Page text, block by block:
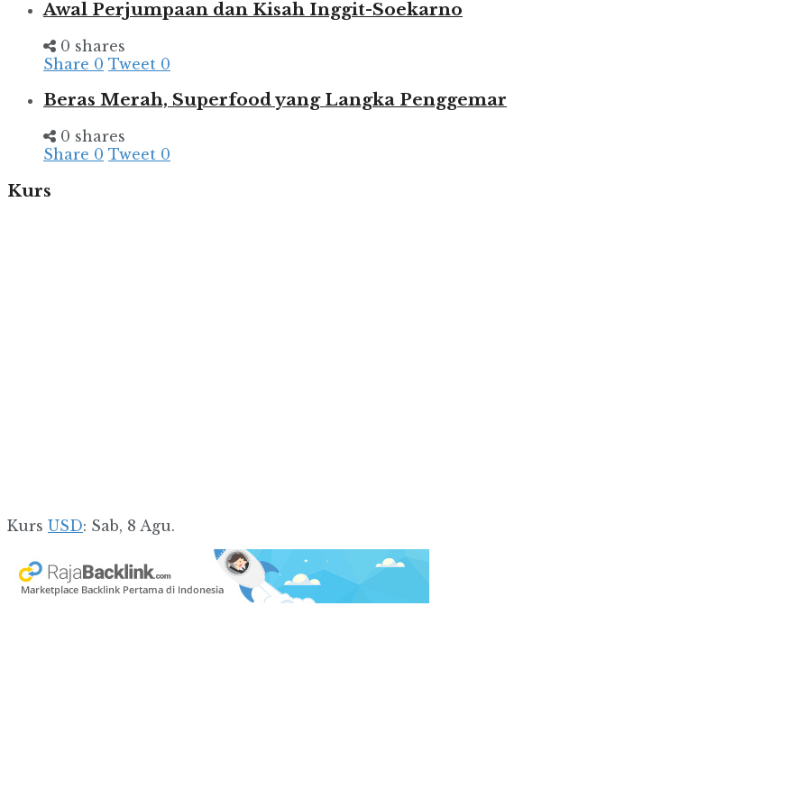
Awal Perjumpaan dan Kisah Inggit-Soekarno
0 shares
Share 0 Tweet 0
Beras Merah, Superfood yang Langka Penggemar
0 shares
Share 0 Tweet 0
Kurs
Kurs USD: Sab, 8 Agu.